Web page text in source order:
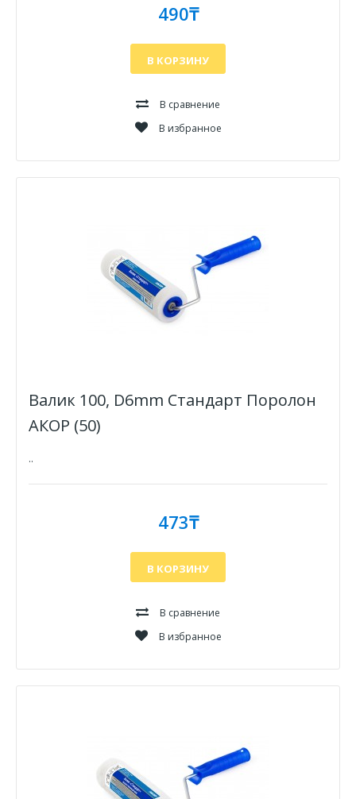
490₸
В КОРЗИНУ
В сравнение
В избранное
Валик 100, D6mm Стандарт Поролон
АКОР (50)
..
473₸
В КОРЗИНУ
В сравнение
В избранное